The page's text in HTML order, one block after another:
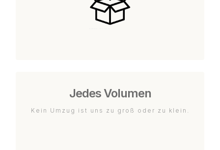
Jedes Volumen
Kein Umzug ist uns zu groß oder zu klein.